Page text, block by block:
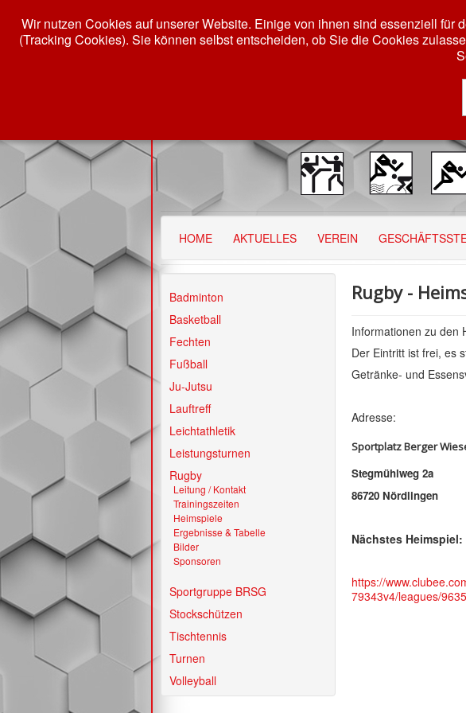
HOME AKTUELLES VEREIN
Badminton
Basketball
Fechten
Fußball
Ju-Jutsu
Lauftreff
Leichtathletik
Leistungsturnen
Rugby
Leitung / Kontakt
Trainingszeiten
Heimspiele
Ergebnisse & Tabelle
Bilder
Sponsoren
Sportgruppe BRSG
Stockschützen
Tischtennis
Turnen
Volleyball
Rugby -
Informationen zu den
Der Eintritt ist frei, es
Getränke- und
Adresse:
Sportplatz Berger
Stegmühlweg 2a
86720 Nördlingen
Nächstes Heimspiel:
https://
79343v4/leagues/
Wir nutzen Cookies auf unserer Website. Einige von ihnen sind essenziell
(Tracking Cookies). Sie können selbst entscheiden, ob Sie die Cookies